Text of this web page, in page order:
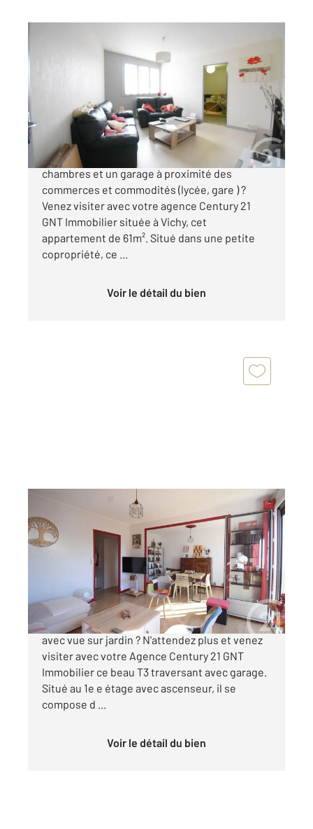
, 3 pièces
Appartement F3 à vendre
85 000 €
Vous recherchez un appartement avec deux
chambres et un garage à proximité des
commerces et commodités (lycée, gare ) ?
Venez visiter avec votre agence Century 21
GNT Immobilier située à Vichy, cet
appartement de 61m². Situé dans une petite
copropriété, ce ...
Voir le détail du bien
67,15 m
Ref : 1953
Appartement à vendre
119 000 €
Vous recherchez un appartement sans travaux
avec vue sur jardin ? N'attendez plus et venez
visiter avec votre Agence Century 21 GNT
Immobilier ce beau T3 traversant avec garage.
Situé au 1e e étage avec ascenseur, il se
compose d ...
Voir le détail du bien